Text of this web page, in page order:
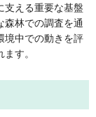
支える重要な基盤
森林での調査を通
境中での動きを評
す。